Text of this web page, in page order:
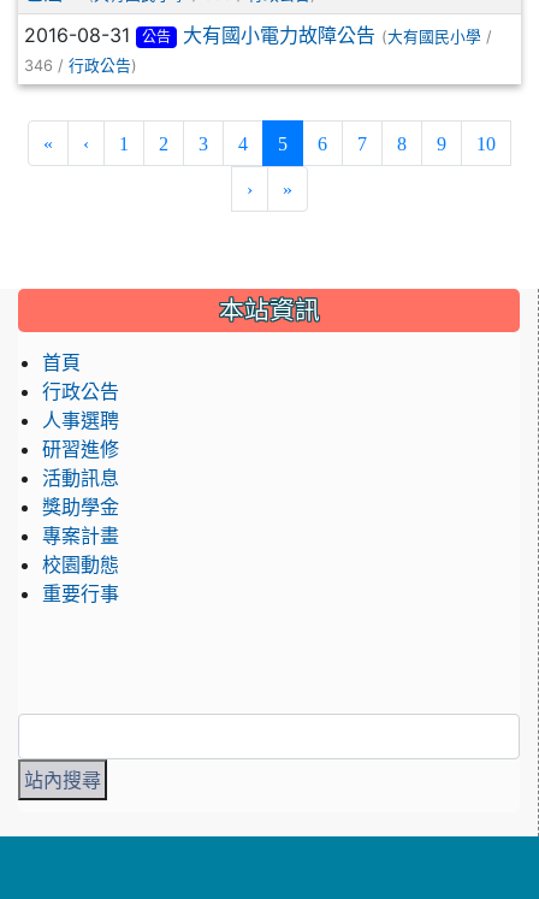
2016-08-31 公告 大有國小電力故障公告 (大有國民小學/
346 / 行政公告)
« ‹ 1 2 3 4 5(current)
6 7 8 9 10
› »
::: 本站資訊
首頁
行政公告
人事選聘
研習進修
活動訊息
獎助學金
專案計畫
校園動態
重要行事